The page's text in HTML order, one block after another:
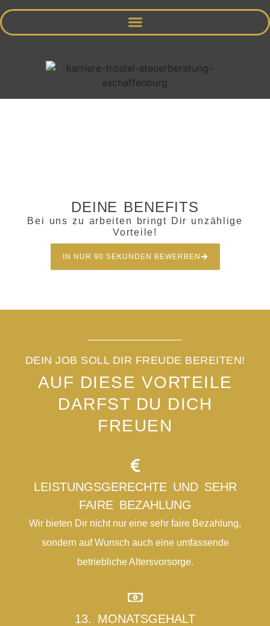
DEINE BENEFITS
Bei uns zu arbeiten bringt Dir unzählige
Vorteile!
IN NUR 90 SEKUNDEN BEWERBEN
DEIN JOB SOLL DIR FREUDE BEREITEN!
AUF DIESE VORTEILE
DARFST DU DICH
FREUEN
LEISTUNGSGERECHTE UND SEHR
FAIRE BEZAHLUNG
Wir bieten Dir nicht nur eine sehr faire Bezahlung,
sondern auf Wunsch auch eine umfassende
betriebliche Altersvorsorge.
13. MONATSGEHALT